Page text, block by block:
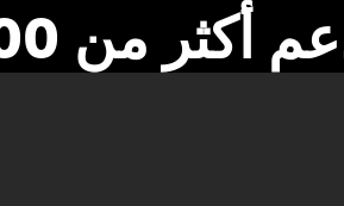
أكثر من 100 عملة مشفرة